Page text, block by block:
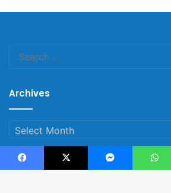
Archives
Archives
Facebook X Messenger WhatsApp